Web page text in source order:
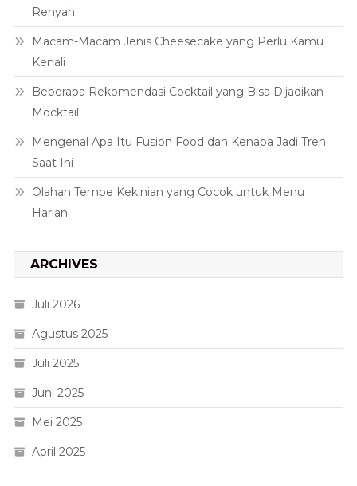
Renyah
Macam-Macam Jenis Cheesecake yang Perlu Kamu
Kenali
Beberapa Rekomendasi Cocktail yang Bisa Dijadikan
Mocktail
Mengenal Apa Itu Fusion Food dan Kenapa Jadi Tren
Saat Ini
Olahan Tempe Kekinian yang Cocok untuk Menu
Harian
ARCHIVES
Juli 2026
Agustus 2025
Juli 2025
Juni 2025
Mei 2025
April 2025